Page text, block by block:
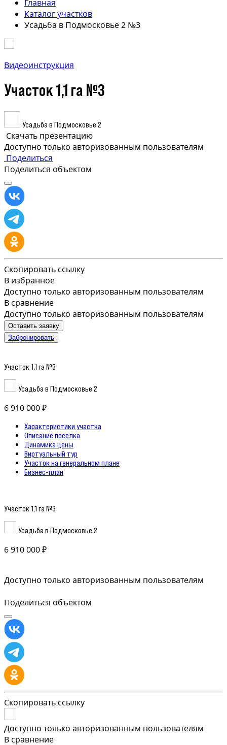
Главная
Каталог участков
Усадьба в Подмосковье 2 №3
Видеоинструкция
Участок 1,1 га №3
Усадьба в Подмосковье 2
Скачать презентацию
Доступно только авторизованным пользователям
Поделиться
Поделиться объектом
Скопировать ссылку
В избранное
Доступно только авторизованным пользователям
В сравнение
Доступно только авторизованным пользователям
Оставить заявку
Забронировать
Участок 1,1 га №3
Усадьба в Подмосковье 2
6 910 000 ₽
Характеристики участка
Описание поселка
Динамика цены
Виртуальный тур
Участок на генеральном плане
Бизнес-план
Участок 1,1 га №3
Усадьба в Подмосковье 2
6 910 000 ₽
Доступно только авторизованным пользователям
Поделиться объектом
Скопировать ссылку
Доступно только авторизованным пользователям
В сравнение